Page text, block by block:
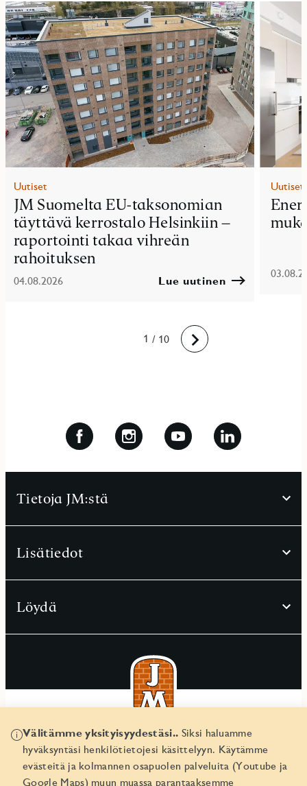
Uutiset
JM Suomelta EU-taksonomian
täyttävä kerrostalo Helsinkiin –
raportointi takaa vihreän
rahoituksen
04.08.2026 Lue uutinen
Uutiset
1
2
3
4
5
6
7
8
9
10 / 10 Eteenpäin
Välitämme yksityisyydestäsi.. Siksi haluamme
hyväksyntäsi henkilötietojesi käsittelyyn. Käytämme
evästeitä ja kolmannen osapuolen palveluita (Youtube ja
Google Maps) muun muassa parantaaksemme
Tietoja JM:stä
Lisätiedot
Löydä
© JM Suomi OY 2026
Yritystunnus 1974161-8